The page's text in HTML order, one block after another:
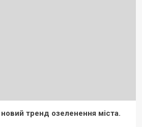
тренд озеленення міста.